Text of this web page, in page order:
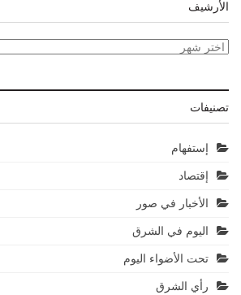
الأرشيف
الأرشيف
تصنيفات
إستفهام
إقتصاد
الأخبار في صور
اليوم في الشرق
تحت الأضواء اليوم
رأي الشرق